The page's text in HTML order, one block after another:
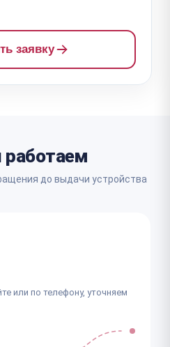
заявку
до выдачи устройства
или по телефону, уточняем